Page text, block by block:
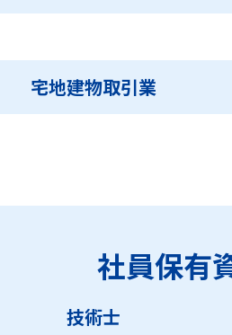
宅地建物取引業
社員保有
技術士